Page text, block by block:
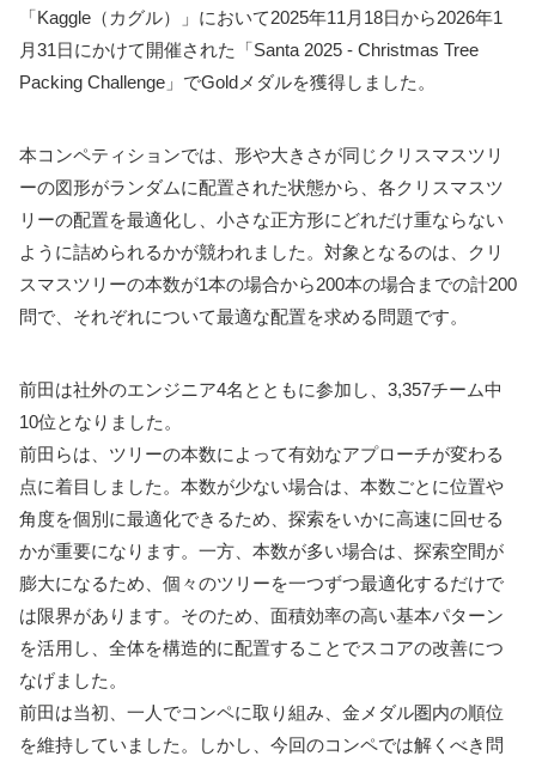
「Kaggle（カグル）」において2025年11月18日から2026年1
月31日にかけて開催された「Santa 2025 - Christmas Tree
Packing Challenge」でGoldメダルを獲得しました。
本コンペティションでは、形や大きさが同じクリスマスツリ
ーの図形がランダムに配置された状態から、各クリスマスツ
リーの配置を最適化し、小さな正方形にどれだけ重ならない
ように詰められるかが競われました。対象となるのは、クリ
スマスツリーの本数が1本の場合から200本の場合までの計200
問で、それぞれについて最適な配置を求める問題です。
前田は社外のエンジニア4名とともに参加し、3,357チーム中
10位となりました。
前田らは、ツリーの本数によって有効なアプローチが変わる
点に着目しました。本数が少ない場合は、本数ごとに位置や
角度を個別に最適化できるため、探索をいかに高速に回せる
かが重要になります。一方、本数が多い場合は、探索空間が
膨大になるため、個々のツリーを一つずつ最適化するだけで
は限界があります。そのため、面積効率の高い基本パターン
を活用し、全体を構造的に配置することでスコアの改善につ
なげました。
前田は当初、一人でコンペに取り組み、金メダル圏内の順位
を維持していました。しかし、今回のコンペでは解くべき問